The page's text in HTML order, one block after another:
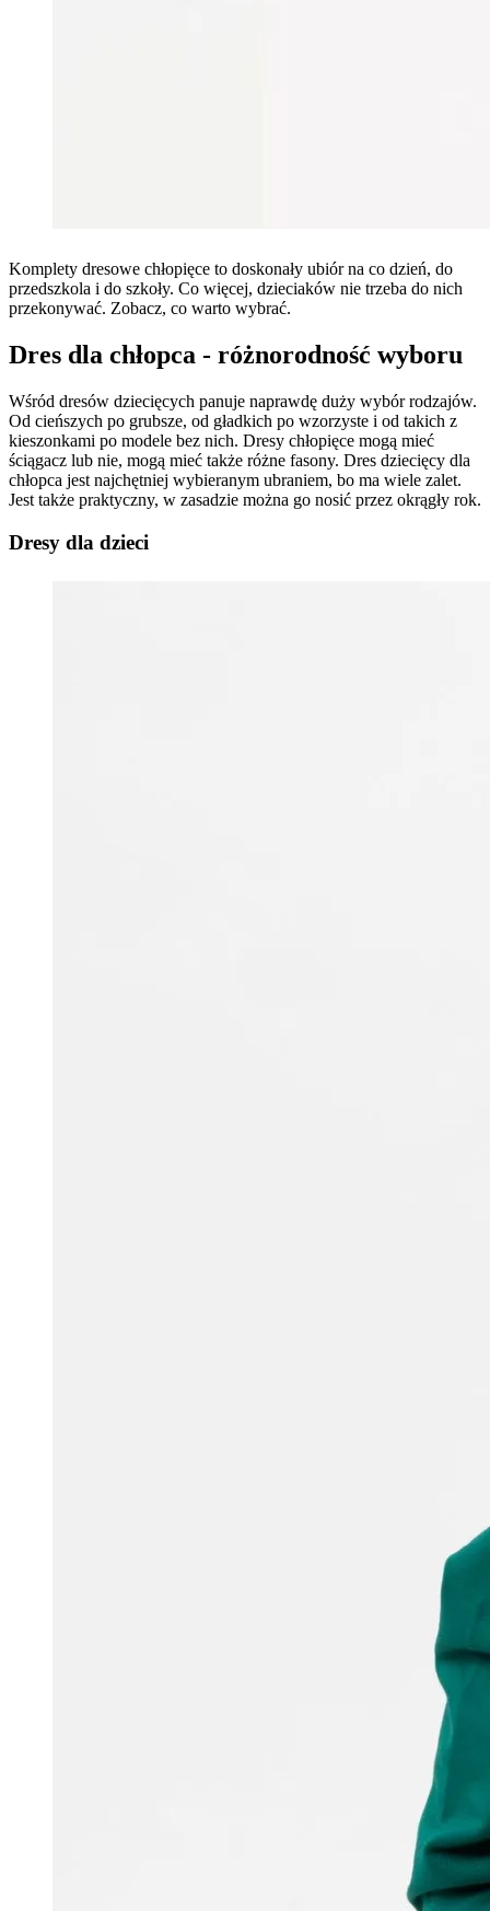
Komplety dresowe chłopięce to doskonały ubiór na co dzień, do
przedszkola i do szkoły. Co więcej, dzieciaków nie trzeba do nich
przekonywać. Zobacz, co warto wybrać.
Dres dla chłopca - różnorodność wyboru
Wśród dresów dziecięcych panuje naprawdę duży wybór rodzajów.
Od cieńszych po grubsze, od gładkich po wzorzyste i od takich z
kieszonkami po modele bez nich. Dresy chłopięce mogą mieć
ściągacz lub nie, mogą mieć także różne fasony. Dres dziecięcy dla
chłopca jest najchętniej wybieranym ubraniem, bo ma wiele zalet.
Jest także praktyczny, w zasadzie można go nosić przez okrągły rok.
Dresy dla dzieci